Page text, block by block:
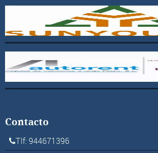
Contacto
Tlf: 944671396